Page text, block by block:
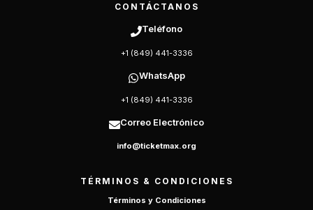
CONTÁCTANOS
Teléfono
+1 (849) 441-3336
WhatsApp
+1 (849) 441-3336
Correo Electrónico
info@ticketmax.org
TÉRMINOS & CONDICIONES
Términos y Condiciones